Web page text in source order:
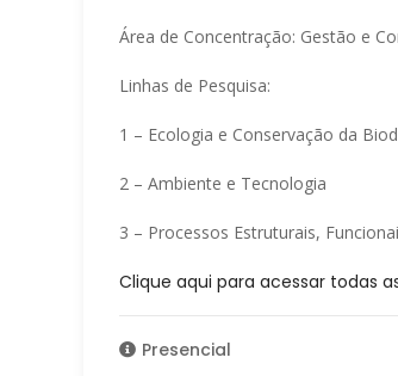
Área de Concentração: Gestão e
Linhas de Pesquisa:
1 – Ecologia e Conservação da
2 – Ambiente e Tecnologia
3 – Processos Estruturais,
Clique aqui para acessar todas
Presencial